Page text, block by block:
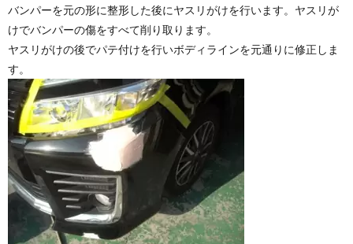
バンパーを元の形に整形した後にヤスリがけを行います。ヤスリが
けでバンパーの傷をすべて削り取ります。
ヤスリがけの後でパテ付けを行いボディラインを元通りに修正しま
す。